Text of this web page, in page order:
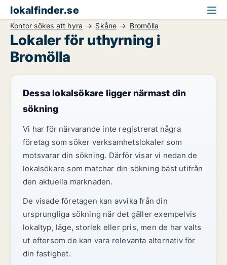
lokalfinder.se
Kontor sökes att hyra Skåne Bromölla
Lokaler för uthyrning i
Bromölla
Dessa lokalsökare ligger närmast din
sökning
Vi har för närvarande inte registrerat några
företag som söker verksamhetslokaler som
motsvarar din sökning. Därför visar vi nedan de
lokalsökare som matchar din sökning bäst utifrån
den aktuella marknaden.
De visade företagen kan avvika från din
ursprungliga sökning när det gäller exempelvis
lokaltyp, läge, storlek eller pris, men de har valts
ut eftersom de kan vara relevanta alternativ för
din fastighet.